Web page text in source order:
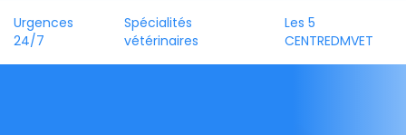
Urgences
24/7
Spécialités
vétérinaires
Les 5
CENTREDMVET